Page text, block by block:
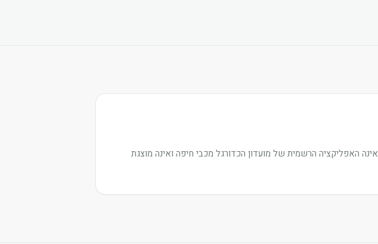
האפליקציה הרשמית של מועדון הכדורגל מכבי חיפה ואינה מוצגת